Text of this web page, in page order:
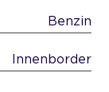
Benzin
Innenborder